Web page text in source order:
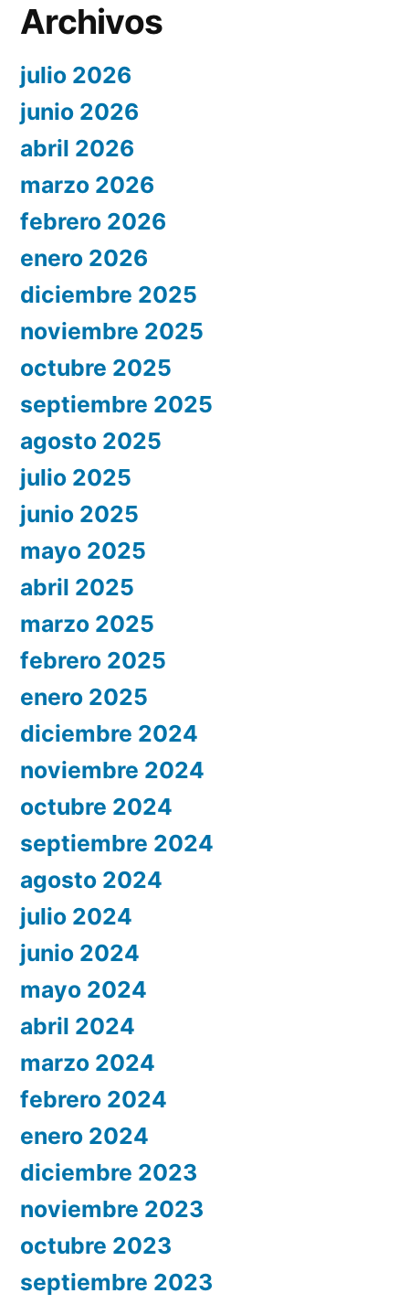
Archivos
julio 2026
junio 2026
abril 2026
marzo 2026
febrero 2026
enero 2026
diciembre 2025
noviembre 2025
octubre 2025
septiembre 2025
agosto 2025
julio 2025
junio 2025
mayo 2025
abril 2025
marzo 2025
febrero 2025
enero 2025
diciembre 2024
noviembre 2024
octubre 2024
septiembre 2024
agosto 2024
julio 2024
junio 2024
mayo 2024
abril 2024
marzo 2024
febrero 2024
enero 2024
diciembre 2023
noviembre 2023
octubre 2023
septiembre 2023